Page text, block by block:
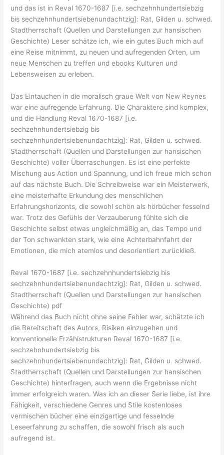
und das ist in Reval 1670-1687 [i.e. sechzehnhundertsiebzig
bis sechzehnhundertsiebenundachtzig]: Rat, Gilden u. schwed.
Stadtherrschaft (Quellen und Darstellungen zur hansischen
Geschichte) Leser schätze ich, wie ein gutes Buch mich auf
eine Reise mitnimmt, zu neuen und aufregenden Orten, um
neue Menschen zu treffen und ebooks Kulturen und
Lebensweisen zu erleben.
Das Eintauchen in die moralisch graue Welt von New Reynes
war eine aufregende Erfahrung. Die Charaktere sind komplex,
und die Handlung Reval 1670-1687 [i.e.
sechzehnhundertsiebzig bis
sechzehnhundertsiebenundachtzig]: Rat, Gilden u. schwed.
Stadtherrschaft (Quellen und Darstellungen zur hansischen
Geschichte) voller Überraschungen. Es ist eine perfekte
Mischung aus Action und Spannung, und ich freue mich schon
auf das nächste Buch. Die Schreibweise war ein Meisterwerk,
eine meisterhafte Erkundung des menschlichen
Erfahrungshorizonts, die sowohl schön als hörbücher fesselnd
war. Trotz des Gefühls der Verzauberung fühlte sich die
Geschichte selbst etwas ungleichmäßig an, das Tempo und
der Ton schwankten stark, wie eine Achterbahnfahrt der
Emotionen, die mich atemlos und desorientiert zurückließ.
Reval 1670-1687 [i.e. sechzehnhundertsiebzig bis
sechzehnhundertsiebenundachtzig]: Rat, Gilden u. schwed.
Stadtherrschaft (Quellen und Darstellungen zur hansischen
Geschichte) pdf
Während das Buch nicht ohne seine Fehler war, schätzte ich
die Bereitschaft des Autors, Risiken einzugehen und
konventionelle Erzählstrukturen Reval 1670-1687 [i.e.
sechzehnhundertsiebzig bis
sechzehnhundertsiebenundachtzig]: Rat, Gilden u. schwed.
Stadtherrschaft (Quellen und Darstellungen zur hansischen
Geschichte) hinterfragen, auch wenn die Ergebnisse nicht
immer erfolgreich waren. Was ich an dieser Serie liebe, ist ihre
Fähigkeit, verschiedene Genres und Stile kostenloses
vermischen bücher eine einzigartige und fesselnde
Leseerfahrung zu schaffen, die sowohl frisch als auch
aufregend ist.